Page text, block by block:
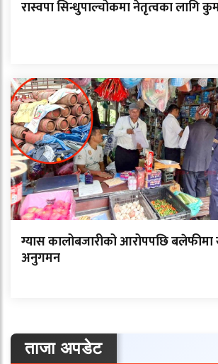
रास्वपा सिन्धुपाल्चोकमा नेतृत्वका लागि
ग्यास कालोबजारीको आरोपपछि
अनुगमन
ताजा अपडेट